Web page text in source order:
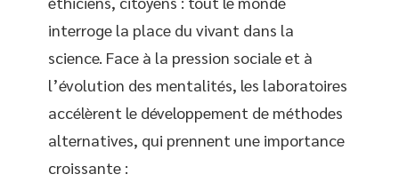
interroge la place du vivant dans la
science. Face à la pression sociale et à
l’évolution des mentalités, les laboratoires
accélèrent le développement de méthodes
alternatives, qui prennent une importance
croissante :